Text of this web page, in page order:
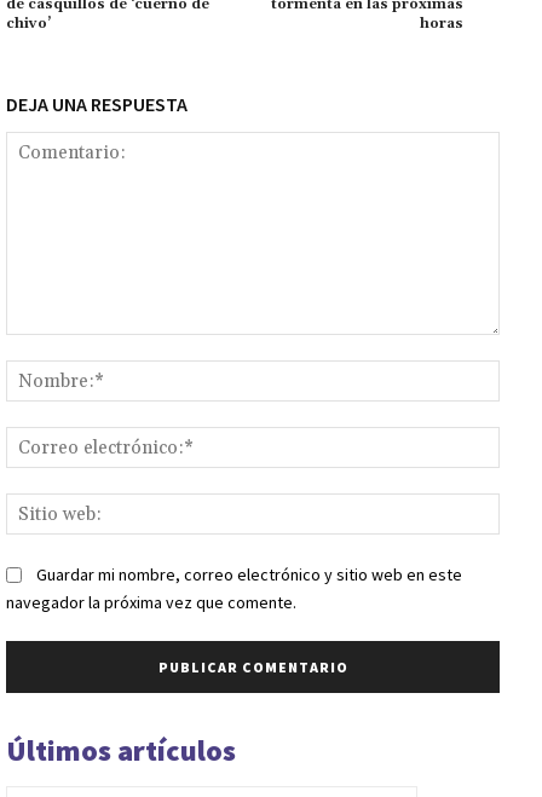
de casquillos de ‘cuerno de
chivo’
tormenta en las próximas
horas
DEJA UNA RESPUESTA
web:
Guardar mi nombre, correo electrónico y sitio web en este
navegador la próxima vez que comente.
Últimos artículos